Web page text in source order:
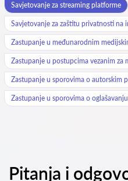
Savjetovanje za streaming platforme
Savjetovanje za zaštitu privatnosti na
Zastupanje u međunarodnim
Zastupanje u postupcima vezanim za
Zastupanje u sporovima o autorskim
Zastupanje u sporovima o
Pitanja i